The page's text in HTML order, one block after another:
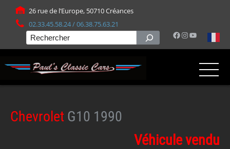
26 rue de l’Europe, 50710 Créances
02.33.45.58.24 / 06.38.75.63.21
Facebook
Instagram
YouTube
Rechercher
Chevrolet G10 1990
Véhicule vendu
Panneau de gestion des cookies